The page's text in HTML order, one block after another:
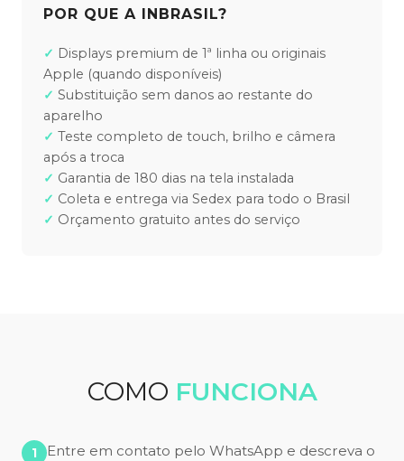
POR QUE A INBRASIL?
Displays premium de 1ª linha ou originais
Apple (quando disponíveis)
Substituição sem danos ao restante do
aparelho
Teste completo de touch, brilho e câmera
após a troca
Garantia de 180 dias na tela instalada
Coleta e entrega via Sedex para todo o Brasil
Orçamento gratuito antes do serviço
COMO FUNCIONA
Entre em contato pelo WhatsApp e descreva o